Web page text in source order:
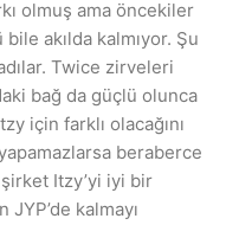
olmuş ama öncekiler
akılda kalmıyor. Şu
Twice zirveleri
bağ da güçlü olunca
için farklı olacağını
beraberce
şirket Itzy’yi iyi bir
kalmayı